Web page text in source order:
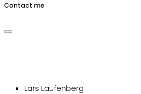
Contact me
Lars Laufenberg